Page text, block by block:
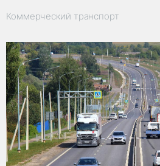
Коммерческий транспорт